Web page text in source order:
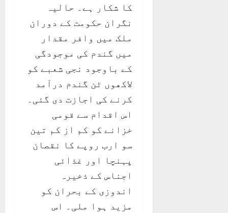
کا شکار ہے۔ حالیہ
نگران حکومت کے دوران
ملک میں وافر مقدار
میں گندم کی موجودگی
کے باوجود نجی شعبے کو
لاکھوں ٹن گندم درآمد
کرنے کی اجازت دی گئی۔
اس اقدام سے قومی
خزانے کو کم از کم تین
سو ارب روپے کا نقصان
پہنچا اور غذائی
اجناس کے ذخیرہ
اندوزی کے بحران کو
مزید ہوا ملی۔ اس